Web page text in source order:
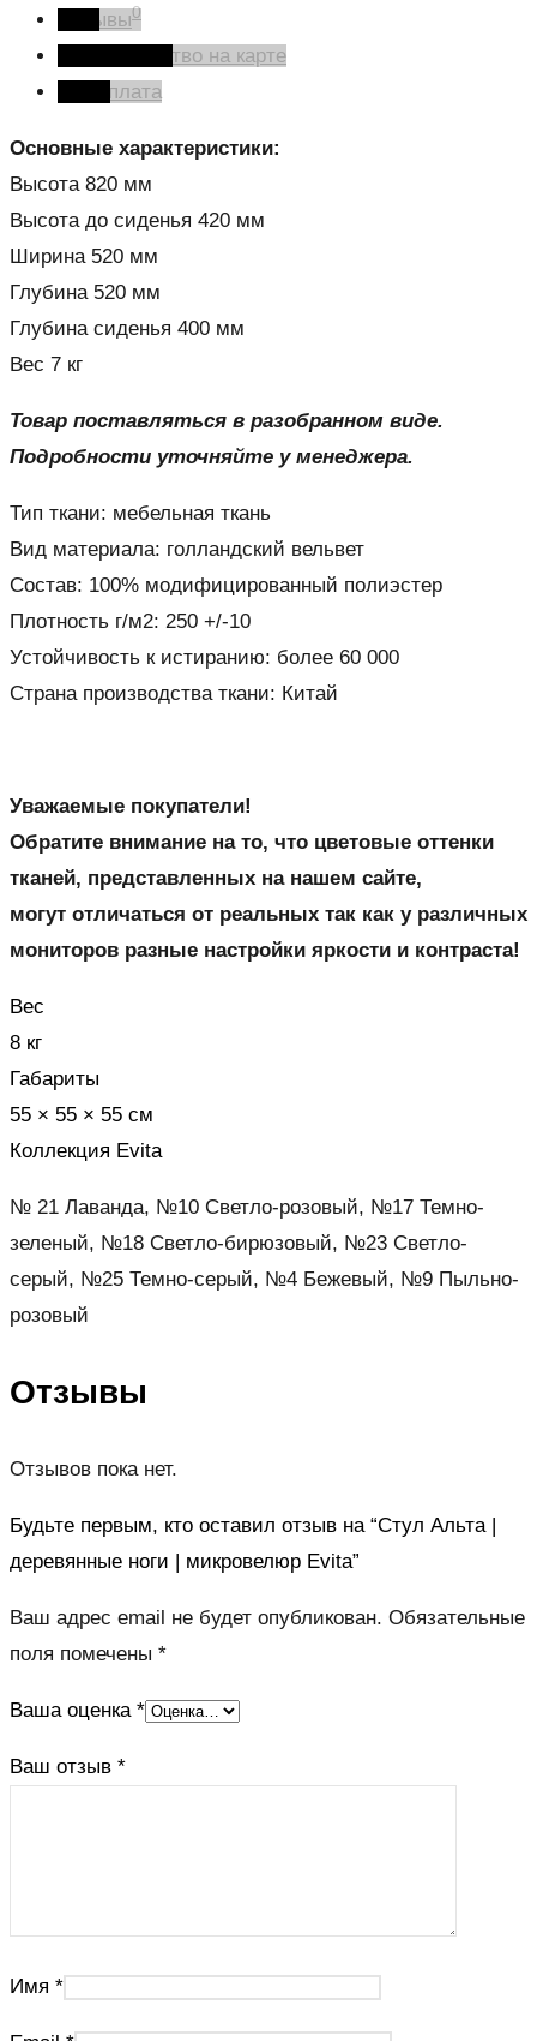
Отзывы0
Производство на карте
Оплата
Основные характеристики:
Высота 820 мм
Высота до сиденья 420 мм
Ширина 520 мм
Глубина 520 мм
Глубина сиденья 400 мм
Вес 7 кг
Товар поставляться в разобранном виде.
Подробности уточняйте у менеджера.
Тип ткани: мебельная ткань
Вид материала: голландский вельвет
Состав: 100% модифицированный полиэстер
Плотность г/м2: 250 +/-10
Устойчивость к истиранию: более 60 000
Страна производства ткани: Китай
Уважаемые покупатели!
Обратите внимание на то, что цветовые оттенки
тканей, представленных на нашем сайте,
могут отличаться от реальных так как у различных
мониторов разные настройки яркости и контраста!
Вес
8 кг
Габариты
55 × 55 × 55 см
Коллекция Evita
№ 21 Лаванда, №10 Светло-розовый, №17 Темно-
зеленый, №18 Светло-бирюзовый, №23 Светло-
серый, №25 Темно-серый, №4 Бежевый, №9 Пыльно-
розовый
Отзывы
Отзывов пока нет.
Будьте первым, кто оставил отзыв на “Стул Альта |
деревянные ноги | микровелюр Evita”
Ваш адрес email не будет опубликован. Обязательные
поля помечены *
Ваша оценка *
Ваш отзыв *
Имя *